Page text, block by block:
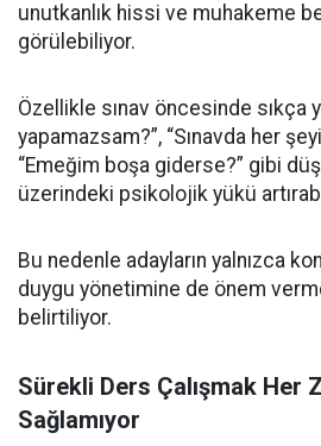
unutkanlık hissi ve muhakeme
görülebiliyor.
Özellikle sınav öncesinde sıkça
yapamazsam?”, “Sınavda her
“Emeğim boşa giderse?” gibi
üzerindeki psikolojik yükü
Bu nedenle adayların yalnızca
duygu yönetimine de önem
belirtiliyor.
Sürekli Ders Çalışmak Her
Sağlamıyor